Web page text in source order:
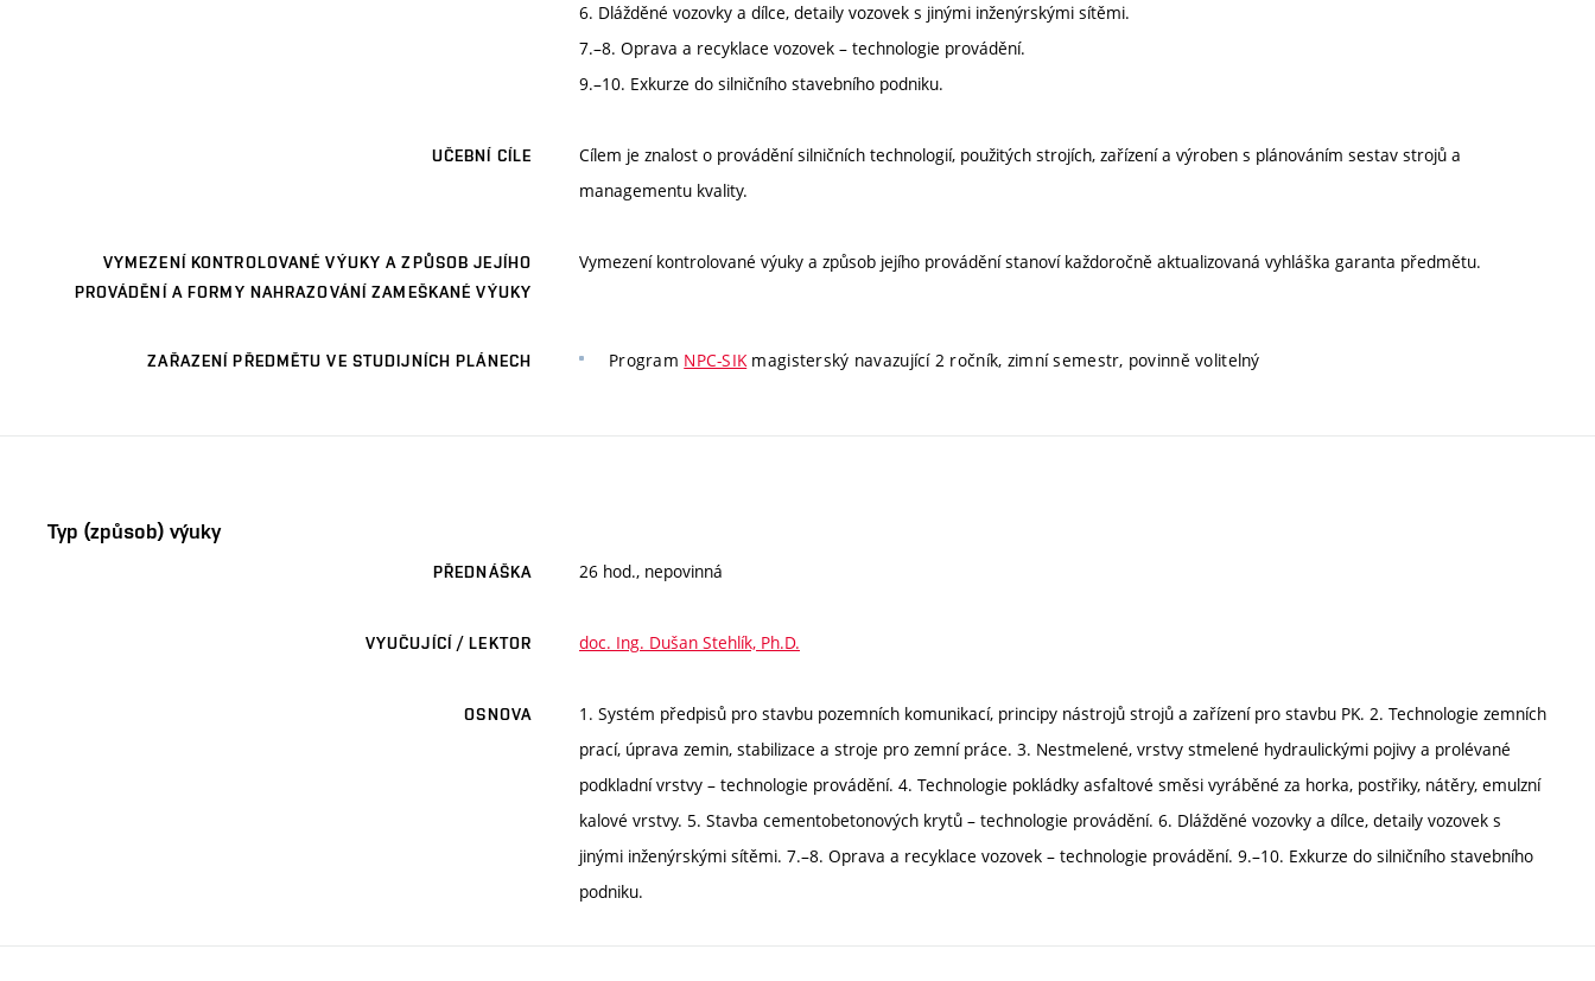
6. Dlážděné vozovky a dílce, detaily vozovek s jinými inženýrskými sítěmi.
7.–8. Oprava a recyklace vozovek – technologie provádění.
9.–10. Exkurze do silničního stavebního podniku.
UČEBNÍ CÍLE
Cílem je znalost o provádění silničních technologií, použitých strojích, zařízení a výroben s plánováním sestav strojů a
managementu kvality.
VYMEZENÍ KONTROLOVANÉ VÝUKY A ZPŮSOB JEJÍHO
PROVÁDĚNÍ A FORMY NAHRAZOVÁNÍ ZAMEŠKANÉ VÝUKY
Vymezení kontrolované výuky a způsob jejího provádění stanoví každoročně aktualizovaná vyhláška garanta předmětu.
ZAŘAZENÍ PŘEDMĚTU VE STUDIJNÍCH PLÁNECH Program NPC-SIKmagisterský navazující 2 ročník, zimní semestr, povinně volitelný
Typ (způsob) výuky
PŘEDNÁŠKA 26 hod., nepovinná
VYUČUJÍCÍ / LEKTOR doc. Ing. Dušan Stehlík, Ph.D.
OSNOVA
1. Systém předpisů pro stavbu pozemních komunikací, principy nástrojů strojů a zařízení pro stavbu PK. 2. Technologie zemních
prací, úprava zemin, stabilizace a stroje pro zemní práce. 3. Nestmelené, vrstvy stmelené hydraulickými pojivy a prolévané
podkladní vrstvy – technologie provádění. 4. Technologie pokládky asfaltové směsi vyráběné za horka, postřiky, nátěry, emulzní
kalové vrstvy. 5. Stavba cementobetonových krytů – technologie provádění. 6. Dlážděné vozovky a dílce, detaily vozovek s
jinými inženýrskými sítěmi. 7.–8. Oprava a recyklace vozovek – technologie provádění. 9.–10. Exkurze do silničního stavebního
podniku.